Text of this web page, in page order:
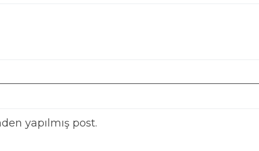
yapılmış post.